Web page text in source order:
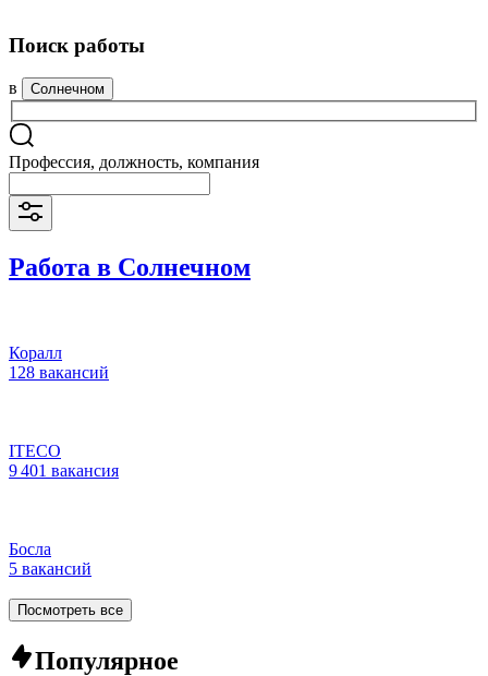
Поиск работы
в Солнечном
Профессия, должность, компания
Работа в Солнечном
Коралл
128 вакансий
ITECO
9 401 вакансия
Босла
5 вакансий
Посмотреть все
Популярное